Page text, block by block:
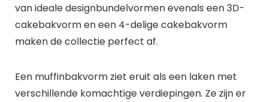
van ideale designbundelvormen evenals een 3D-
cakebakvorm en een 4-delige cakebakvorm
maken de collectie perfect af.
Een muffinbakvorm ziet eruit als een laken met
verschillende komachtige verdiepingen. Ze zijn er